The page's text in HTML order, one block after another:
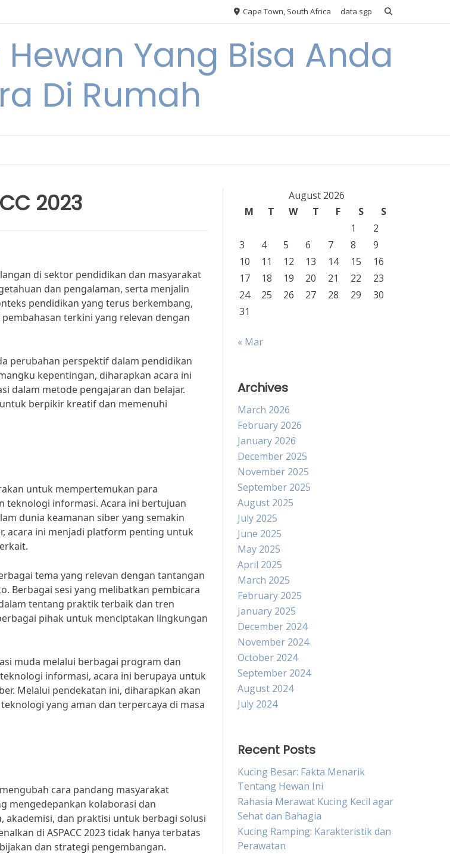
Cape Town, South Africa data sgp
Yang Bisa Anda
Di Rumah
2023
di sektor pendidikan dan masyarakat
dan pengalaman, serta menjalin
pendidikan yang terus berkembang,
terkini yang relevan dengan
perubahan perspektif dalam pendidikan
kepentingan, diharapkan acara ini
dalam metode pengajaran dan belajar.
berpikir kreatif dan memenuhi
untuk mempertemukan para
teknologi informasi. Acara ini bertujuan
dunia keamanan siber yang semakin
acara ini menjadi platform penting untuk
tema yang relevan dengan tantangan
Berbagai sesi yang melibatkan pembicara
tentang praktik terbaik dan tren
pihak untuk menciptakan lingkungan
muda melalui berbagai program dan
informasi, acara ini berupaya untuk
Melalui pendekatan ini, diharapkan akan
yang aman dan terpercaya di masa
cara pandang masyarakat
mengedepankan kolaborasi dan
dan praktisi untuk berbagi solusi
di ASPACC 2023 tidak hanya terbatas
dan strategi pengembangan.
August 2026
M
T W T F S
S
1
2
3
4 5 6 7 8
9
10
11 12 13 14 15
16
17
18 19 20 21 22
23
24
25 26 27 28 29
30
31
« Mar
Archives
March 2026
February 2026
January 2026
December 2025
November 2025
September 2025
August 2025
July 2025
June 2025
May 2025
April 2025
March 2025
February 2025
January 2025
December 2024
November 2024
October 2024
September 2024
August 2024
July 2024
Recent Posts
Kucing Besar: Fakta Menarik
Tentang Hewan Ini
Rahasia Merawat Kucing Kecil agar
Sehat dan Bahagia
Kucing Ramping: Karakteristik dan
Perawatan